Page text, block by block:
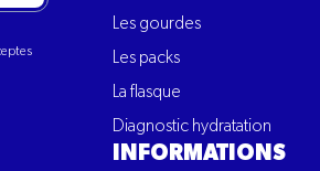
Les gourdes
Les packs
La flasque
Diagnostic hydratation
INFORMATIONS